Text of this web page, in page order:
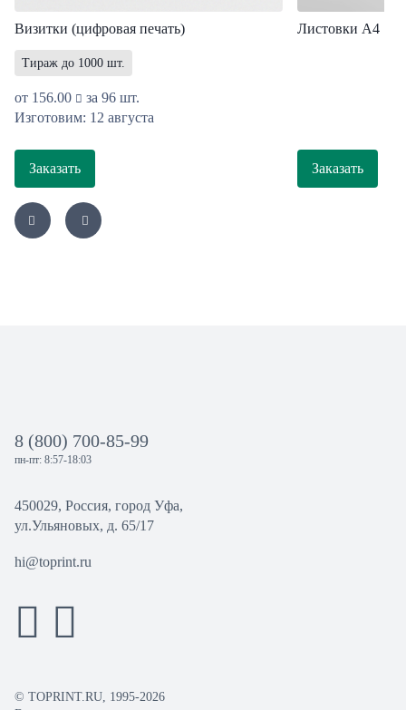
Визитки (цифровая печать)
Тираж до 1000 шт.
от 156.00
за 96 шт.
Изготовим: 12 августа
Заказать
Листовки A4
Заказать
8 (800) 700-85-99
пн-пт: 8:57-18:03
450029, Россия, город Уфа,
ул.Ульяновых, д. 65/17
hi@toprint.ru
© TOPRINT.RU, 1995-2026